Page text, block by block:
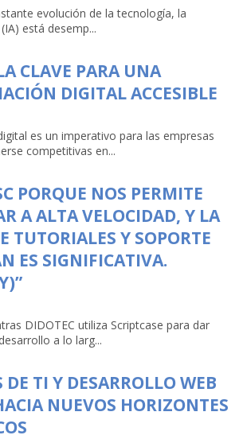
evolución de la tecnología, la
está desemp...
CLAVE PARA UNA
DIGITAL ACCESIBLE
es un imperativo para las empresas
competitivas en...
PORQUE NOS PERMITE
A ALTA VELOCIDAD, Y LA
TUTORIALES Y SOPORTE
ES SIGNIFICATIVA.
DIDOTEC utiliza Scriptcase para dar
a lo larg...
TI Y DESARROLLO WEB
NUEVOS HORIZONTES